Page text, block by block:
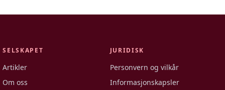
SELSKAPET
Artikler
Om oss
JURIDISK
Personvern og vilkår
Informasjonskapsler